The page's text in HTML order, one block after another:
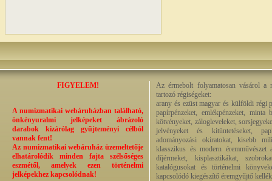
FIGYELEM!
A numizmatikai webáruházban található,
önkényuralmi jelképeket ábrázoló
darabok kizárólag gyűjteményi célból
vannak fent!
Az numizmatikai webáruház üzemeltetője
elhatárolódik minden fajta szélsőséges
eszmétől, amelyek ezen történelmi
jelképekhez kapcsolódnak!
Az érmebolt folyamatosan vásárol a
tartozó régiségeket:
arany és ezüst magyar és külföldi régi
papírpénzeket, emlékpénzeket, minta
kötvényeket, zálogleveleket,
jelvényeket és kitüntetéseket,
adományozási okiratokat, kisebb
klasszikus és modern éremművészet
díjérmeket, kisplasztikákat,
katalógusokat és történelmi
kapcsolódó kiegészítő éremgyűjtő